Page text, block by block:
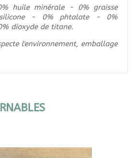
huile minérale - 0% graisse
- 0% phtalate - 0%
dioxyde de titane.
l'environnement, emballage